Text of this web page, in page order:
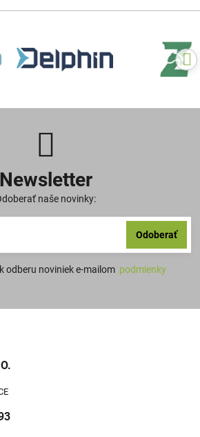
Newsletter
naše novinky:
Odoberať
odberu noviniek e-mailom podmienky